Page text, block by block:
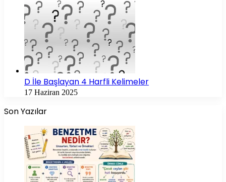
D İle Başlayan 4 Harfli Kelimeler
17 Haziran 2025
Son Yazılar